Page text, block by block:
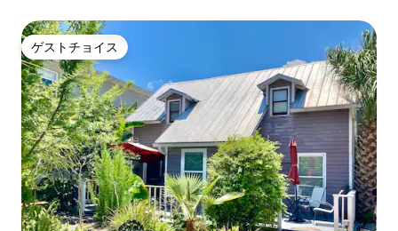
ゲストチョイス
ゲストチョイス